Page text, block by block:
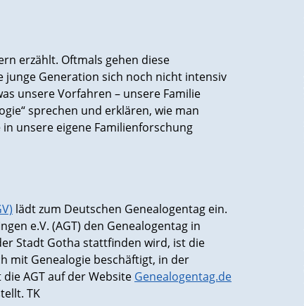
erzählt. Oftmals gehen diese
Generation sich noch nicht intensiv
unsere Vorfahren – unsere Familie
sprechen und erklären, wie man
unsere eigene Familienforschung
lädt zum Deutschen Genealogentag ein.
e.V. (AGT) den Genealogentag in
Stadt Gotha stattfinden wird, ist die
mit Genealogie beschäftigt, in der
AGT auf der Website Genealogentag.de
TK